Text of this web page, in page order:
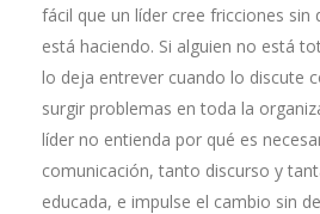
fácil que un líder cree fricciones sin
está haciendo. Si alguien no está
lo deja entrever cuando lo discute
surgir problemas en toda la
líder no entienda por qué es
comunicación, tanto discurso y
educada, e impulse el cambio sin